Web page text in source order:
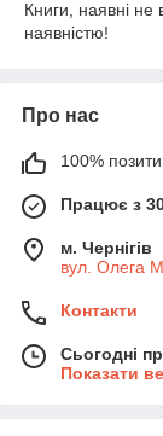
Книги, наявні не
наявністю!
Про нас
100%
Працює з
м. Чернігів
вул. Олега
Контакти
Сьогодні
Показати